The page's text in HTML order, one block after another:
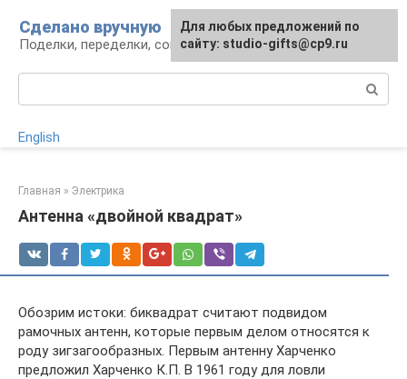
контенту
Сделано вручную
Поделки, переделки, советы мастерам
English
Главная » Электрика
Антенна «двойной квадрат»
Обозрим истоки: биквадрат считают подвидом
рамочных антенн, которые первым делом относятся к
роду зигзагообразных. Первым антенну Харченко
предложил Харченко К.П. В 1961 году для ловли
Для любых предложений по
сайту: studio-gifts@cp9.ru